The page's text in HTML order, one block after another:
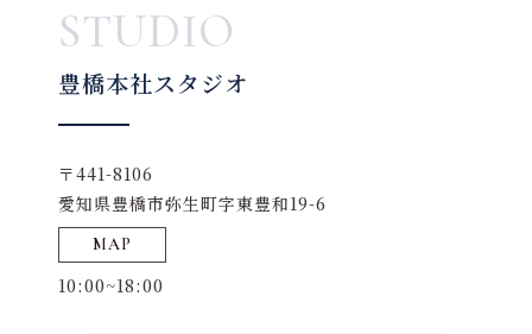
STUDIO
豊橋本社スタジオ
〒441-8106
愛知県豊橋市弥生町字東豊和19-6
MAP
10:00~18:00